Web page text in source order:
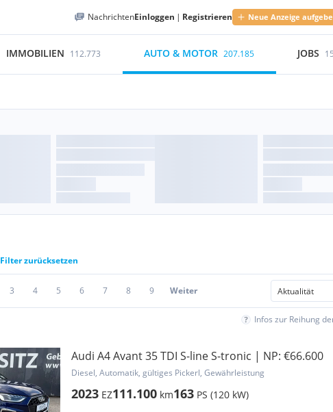
NachrichtenEinloggen | Registrieren Neue Anzeige
IMMOBILIEN 112.773 AUTO & MOTOR 207.185 JOBS
Filter zurücksetzen
3 4 5 6 7 8 9 Weiter
Infos zur Reihung
Audi A4 Avant 35 TDI S-line S-tronic | NP: €66.600
Diesel, Automatik, gültiges Pickerl, Gewährleistung
2023 EZ111.100 km163 PS (120 kW)